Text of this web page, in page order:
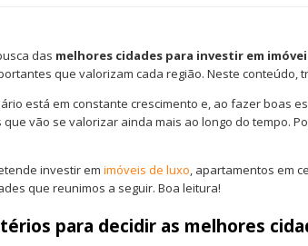
das melhores cidades para investir em
que valorizam cada região. Neste conteúdo,
está em constante crescimento e, ao fazer boas
vão se valorizar ainda mais ao longo do tempo.
investir em imóveis de luxo, apartamentos em
que reunimos a seguir. Boa leitura!
para decidir as melhores